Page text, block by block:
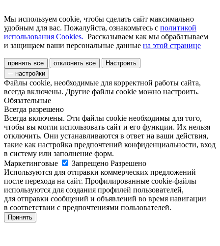
Мы используем cookie, чтобы сделать сайт максимально
удобным для вас. Пожалуйста, ознакомьтесь с политикой
использования Cookies. Рассказываем как мы обрабатываем
и защищаем ваши персональные данные на этой странице
принять все отклонить все
Настроить
настройки
Файлы cookie, необходимые для корректной работы сайта,
всегда включены. Другие файлы cookie можно настроить.
Обязательные
Всегда разрешено
Всегда включены. Эти файлы cookie необходимы для того,
чтобы вы могли использовать сайт и его функции. Их нельзя
отключить. Они устанавливаются в ответ на ваши действия,
такие как настройка предпочтений конфиденциальности, вход
в систему или заполнение форм.
Маркетинговые
Запрещено Разрешено
Используются для отправки коммерческих предложений
после перехода на сайт. Профилированные cookie-файлы
используются для создания профилей пользователей,
для отправки сообщений и объявлений во время навигации
в соответствии с предпочтениями пользователей.
Принять